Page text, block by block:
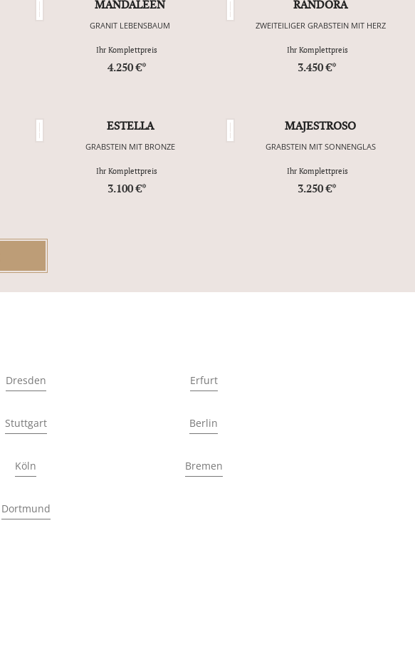
MANDALEEN
GRANIT LEBENSBAUM
Ihr Komplettpreis
4.250 €*
RANDORA
ZWEITEILIGER GRABSTEIN MIT HERZ
Ihr Komplettpreis
3.450 €*
ESTELLA
GRABSTEIN MIT BRONZE
Ihr Komplettpreis
3.100 €*
MAJESTROSO
GRABSTEIN MIT SONNENGLAS
Ihr Komplettpreis
3.250 €*
Dresden Erfurt
Stuttgart Berlin
Köln Bremen
Dortmund